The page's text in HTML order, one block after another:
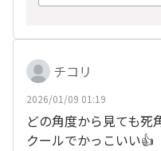
チコリ
2026/01/09 01:19
どの角度から見ても死
クールでかっこいい👍